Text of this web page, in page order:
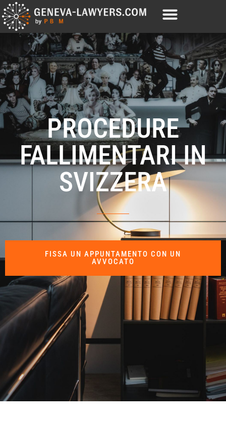
PROCEDURE
FALLIMENTARI IN
SVIZZERA
FISSA UN APPUNTAMENTO CON UN
AVVOCATO